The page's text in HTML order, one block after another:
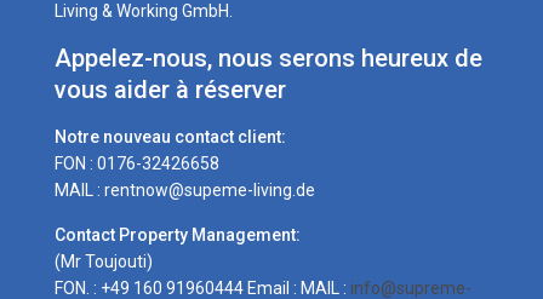
Living & Working GmbH.
Appelez-nous, nous serons heureux de
vous aider à réserver
Notre nouveau contact client:
FON : 0176-32426658
MAIL : rentnow@supeme-living.de
Contact Property Management:
(Mr Toujouti)
FON. : +49 160 91960444 Email : MAIL : info@supreme-